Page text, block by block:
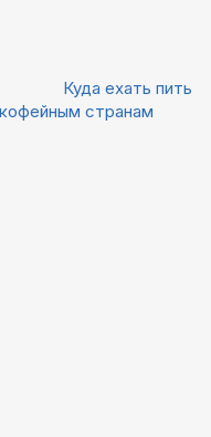
Куда ехать пить
странам